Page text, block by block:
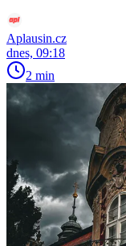
Aplausin.cz
dnes, 09:18
2 min